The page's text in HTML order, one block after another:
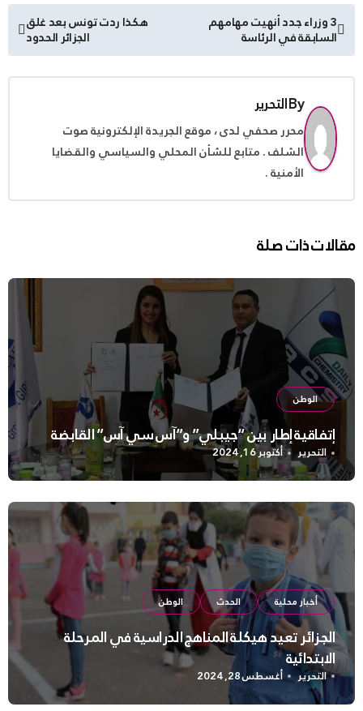
تصفّح
المقالات
3 وزراء جدد أنهيت مهامهم
السابقة في الرئاسة
هكذا ردت تونس بعد غلق
الجزائر الحدود
Byالتحرير
محرر صحفي لدى ، موقع الجريدة الإلكترونية صوت
الشلف . متابع للشأن المحلي والسياسي والقضايا
الأمنية .
مقالات ذات صلة
الوطن
إتفاقية إطار بين “جيبلي” و”آس سي آس” القابضة
التحرير أكتوبر 16, 2024
أخبار محلية الحدث الوطن
الجزائر تعيد هيكلة المناهج الدراسية في المرحلة
الابتدائية
التحرير أغسطس 28, 2024